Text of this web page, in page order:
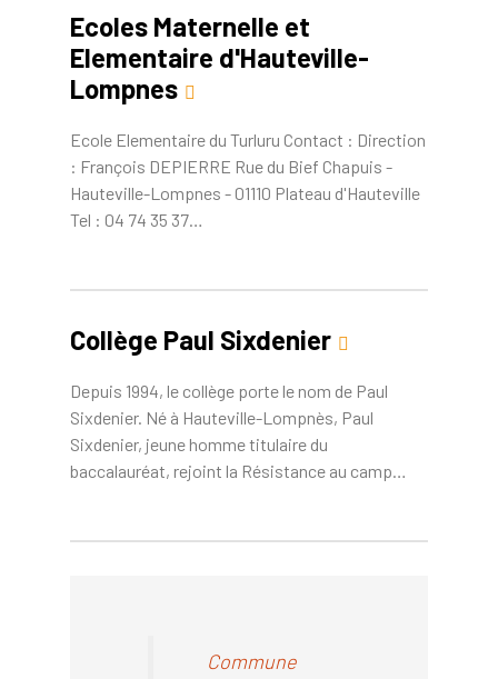
Ecoles Maternelle et
Elementaire d'Hauteville-
Lompnes
Ecole Elementaire du Turluru Contact : Direction
: François DEPIERRE Rue du Bief Chapuis -
Hauteville-Lompnes - 01110 Plateau d'Hauteville
Tel : 04 74 35 37…
Collège Paul Sixdenier
Depuis 1994, le collège porte le nom de Paul
Sixdenier. Né à Hauteville-Lompnès, Paul
Sixdenier, jeune homme titulaire du
baccalauréat, rejoint la Résistance au camp…
Commune